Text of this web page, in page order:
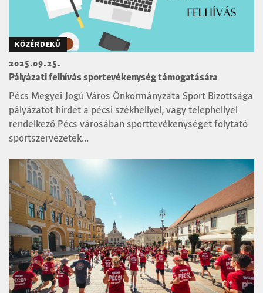
KÖZÉRDEKŰ
2025.09.25.
Pályázati felhívás sportevékenység támogatására
Pécs Megyei Jogú Város Önkormányzata Sport Bizottsága
pályázatot hirdet a pécsi székhellyel, vagy telephellyel
rendelkező Pécs városában sporttevékenységet folytató
sportszervezetek...